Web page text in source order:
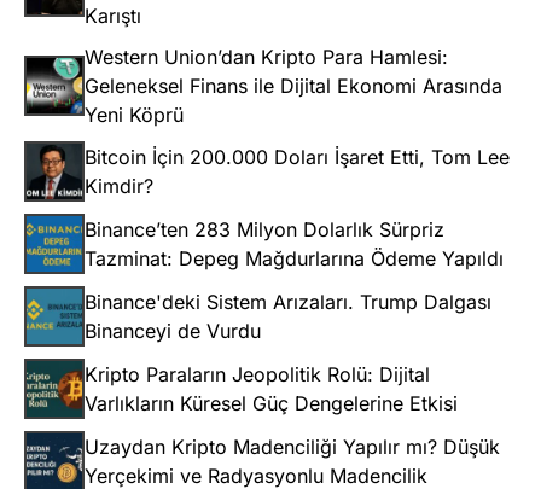
Karıştı
Western Union’dan Kripto Para Hamlesi:
Geleneksel Finans ile Dijital Ekonomi Arasında
Yeni Köprü
Bitcoin İçin 200.000 Doları İşaret Etti, Tom Lee
Kimdir?
Binance’ten 283 Milyon Dolarlık Sürpriz
Tazminat: Depeg Mağdurlarına Ödeme Yapıldı
Binance'deki Sistem Arızaları. Trump Dalgası
Binanceyi de Vurdu
Kripto Paraların Jeopolitik Rolü: Dijital
Varlıkların Küresel Güç Dengelerine Etkisi
Uzaydan Kripto Madenciliği Yapılır mı? Düşük
Yerçekimi ve Radyasyonlu Madencilik